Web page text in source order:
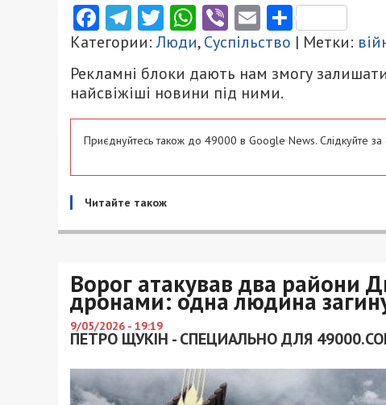
Facebook
Telegram
Twitter
WhatsApp
ViberEmail
Категории:Люди,Суспільство | Метки:
Рекламні блоки дають нам змогу
найсвіжіші новини під ними.
Приєднуйтесь також до 49000 в Google News. Слідкуйте за
Читайте також
Ворог атакував два райони
дронами: одна людина
9/05/2026 - 19:19
ПЕТРО ЩУКІН - СПЕЦИАЛЬНО ДЛЯ